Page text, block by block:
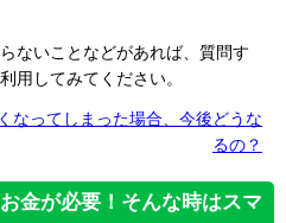
ないことなどがあれば、質問す
用してみてください。
なってしまった場合、今後どうな
るの？
金が必要！そんな時はスマ